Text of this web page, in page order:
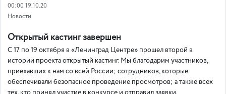
00:00 19.10.20
Новости
Открытый кастинг завершен
С 17 по 19 октября в «Ленинград Центре» прошел второй в
истории проекта открытый кастинг. Мы благодарим участников,
приехавших к нам со всей России; сотрудников, которые
обеспечивали безопасное проведение просмотров; а также всех